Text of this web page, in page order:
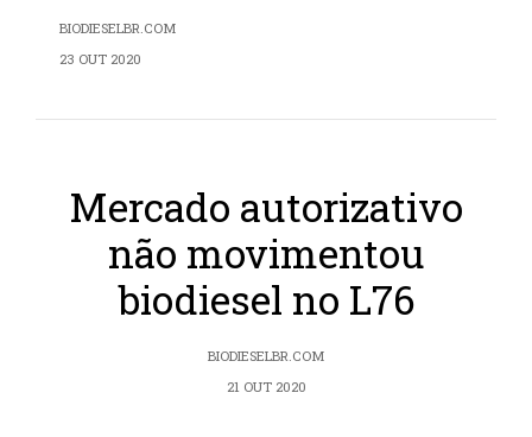
BIODIESELBR.COM
23 OUT 2020
Mercado autorizativo
não movimentou
biodiesel no L76
BIODIESELBR.COM
21 OUT 2020